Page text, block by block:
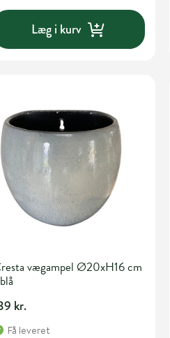
Læg i kurv
vægampel Ø20xH16 cm
kr.
Få leveret